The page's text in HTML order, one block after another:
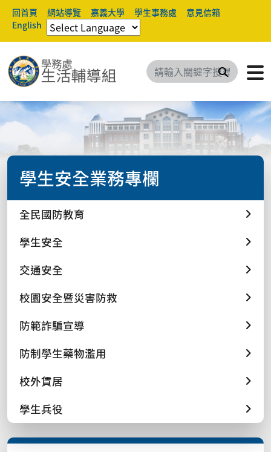
回首頁 網站導覽 嘉義大學 學生事務處
意見信箱
English
搜尋
學生安全業務專欄
全民國防教育
學生安全
交通安全
校園安全暨災害防救
防範詐騙宣導
防制學生藥物濫用
校外賃居
學生兵役